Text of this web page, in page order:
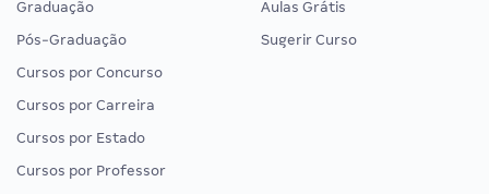
Graduação
Pós-Graduação
Cursos por Concurso
Cursos por Carreira
Cursos por Estado
Cursos por Professor
Aulas Grátis
Sugerir Curso